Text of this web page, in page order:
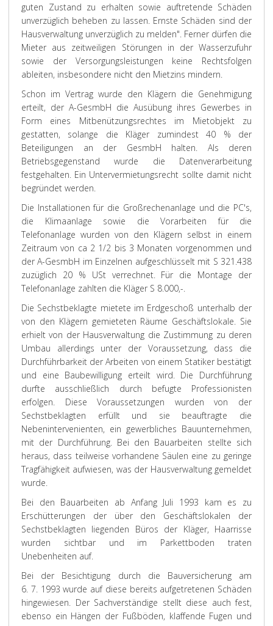
guten Zustand zu erhalten sowie auftretende Schäden
unverzüglich beheben zu lassen. Ernste Schäden sind der
Hausverwaltung unverzüglich zu melden". Ferner dürfen die
Mieter aus zeitweiligen Störungen in der Wasserzufuhr
sowie der Versorgungsleistungen keine Rechtsfolgen
ableiten, insbesondere nicht den Mietzins mindern.
Schon im Vertrag wurde den Klägern die Genehmigung
erteilt, der A-GesmbH die Ausübung ihres Gewerbes in
Form eines Mitbenützungsrechtes im Mietobjekt zu
gestatten, solange die Kläger zumindest 40 % der
Beteiligungen an der GesmbH halten. Als deren
Betriebsgegenstand wurde die Datenverarbeitung
festgehalten. Ein Untervermietungsrecht sollte damit nicht
begründet werden.
Die Installationen für die Großrechenanlage und die PC's,
die Klimaanlage sowie die Vorarbeiten für die
Telefonanlage wurden von den Klägern selbst in einem
Zeitraum von ca 2 1/2 bis 3 Monaten vorgenommen und
der A-GesmbH im Einzelnen aufgeschlüsselt mit S 321.438
zuzüglich 20 % USt verrechnet. Für die Montage der
Telefonanlage zahlten die Kläger S 8.000,-.
Die Sechstbeklagte mietete im Erdgeschoß unterhalb der
von den Klägern gemieteten Räume Geschäftslokale. Sie
erhielt von der Hausverwaltung die Zustimmung zu deren
Umbau allerdings unter der Voraussetzung, dass die
Durchführbarkeit der Arbeiten von einem Statiker bestätigt
und eine Baubewilligung erteilt wird. Die Durchführung
durfte ausschließlich durch befugte Professionisten
erfolgen. Diese Voraussetzungen wurden von der
Sechstbeklagten erfüllt und sie beauftragte die
Nebenintervenienten, ein gewerbliches Bauunternehmen,
mit der Durchführung. Bei den Bauarbeiten stellte sich
heraus, dass teilweise vorhandene Säulen eine zu geringe
Tragfähigkeit aufwiesen, was der Hausverwaltung gemeldet
wurde.
Bei den Bauarbeiten ab Anfang Juli 1993 kam es zu
Erschütterungen der über den Geschäftslokalen der
Sechstbeklagten liegenden Büros der Kläger, Haarrisse
wurden sichtbar und im Parkettboden traten
Unebenheiten auf.
Bei der Besichtigung durch die Bauversicherung am
6. 7. 1993 wurde auf diese bereits aufgetretenen Schäden
hingewiesen. Der Sachverständige stellt diese auch fest,
ebenso ein Hängen der Fußböden, klaffende Fugen und